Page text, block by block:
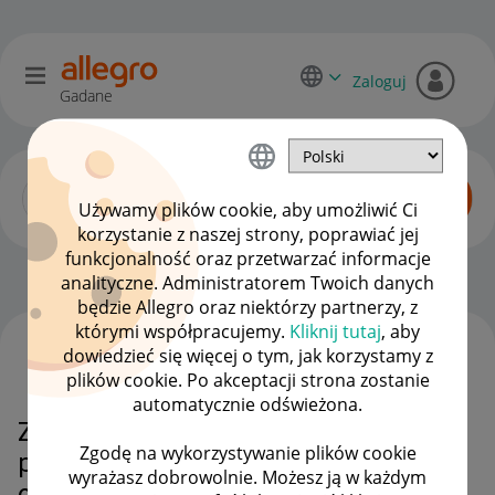
Używamy plików cookie, aby umożliwić Ci
korzystanie z naszej strony, poprawiać jej
funkcjonalność oraz przetwarzać informacje
analityczne. Administratorem Twoich danych
będzie Allegro oraz niektórzy partnerzy, z
którymi współpracujemy. Kliknij tutaj, aby
dowiedzieć się więcej o tym, jak korzystamy z
plików cookie. Po akceptacji strona zostanie
automatycznie odświeżona.
Zgodę na wykorzystywanie plików cookie
wyrażasz dobrowolnie. Możesz ją w każdym
Gadane
Zaloguj
Allegro Delivery OPCJE
Zwrot Dpd pick-up - brak
potwierdzenia nadania przesyłki
WSZYSTKIE TEMATY